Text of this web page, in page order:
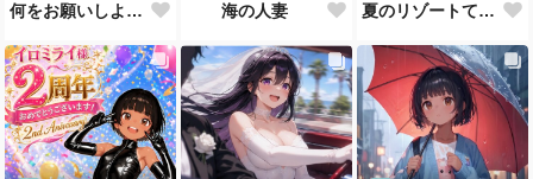
何をお願いしよっかな 海の人妻 夏のリゾートてんこ盛り！なあの子